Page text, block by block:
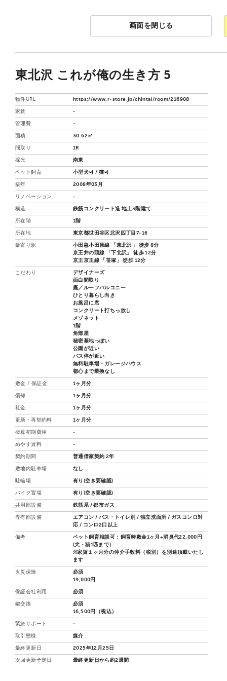
画面を閉じる
東北沢 これが俺の生き方 5
物件URL https://www.r-store.jp/chintai/room/216908
家賃 -
管理費 -
面積 30.62㎡
間取り 1R
採光 南東
ペット飼育 小型犬可 / 猫可
築年 2008年03月
リノベーション ‐
構造 鉄筋コンクリート造 地上3階建て
所在階 1階
所在地 東京都世田谷区北沢四丁目7-16
最寄り駅
小田急小田原線 「東北沢」 徒歩 8分
京王井の頭線 「下北沢」 徒歩 12分
京王京王線 「笹塚」 徒歩 12分
こだわり
デザイナーズ
面白間取り
庭／ルーフバルコニー
ひとり暮らし向き
お風呂に窓
コンクリート打ちっ放し
メゾネット
1階
角部屋
秘密基地っぽい
公園が近い
バス停が近い
無料駐車場・ガレージハウス
都心まで乗換なし
敷金 / 保証金 1ヶ月分
償却 1ヶ月分
礼金 1ヶ月分
更新・再契約料 1ヶ月分
概算初期費用 -
めやす賃料 -
契約期間 普通借家契約 2年
敷地内駐車場 なし
駐輪場 有り(空き要確認)
バイク置場 有り(空き要確認)
共用部設備 鉄筋系 / 都市ガス
専有部設備
エアコン / バス・トイレ別 / 独立洗面所 / ガスコンロ対
応 / コンロ2口以上
備考
ペット飼育相談可：飼育時敷金1ヶ月+消臭代22,000円
(犬・猫1匹まで）
※家賃１ヶ月分の仲介手数料（税別）を別途頂戴いたし
ます
火災保険
必須
19,000円
保証会社利用 必須
鍵交換
必須
16,500円（税込）
緊急サポート -
取引態様 媒介
最終更新日 2025年12月25日
次回更新予定日 最終更新日から約2週間